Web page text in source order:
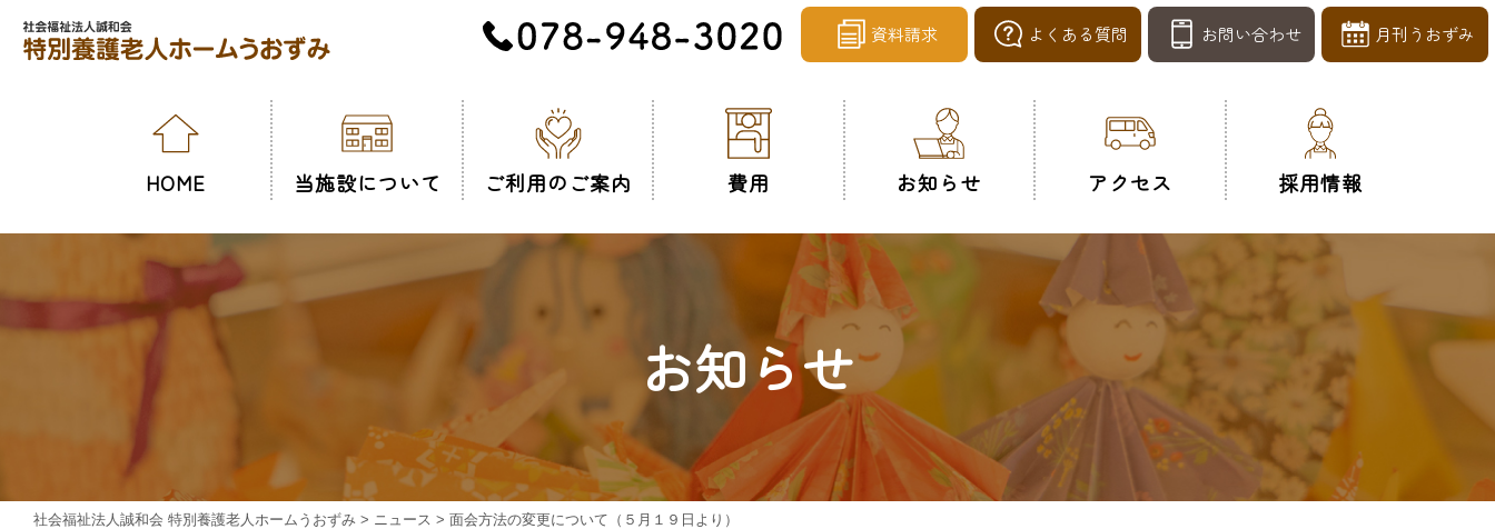
資料請求 よくある質問 お問い合わせ 月刊うおずみ
HOME 当施設について
施設概要
スタッフ紹介
入居までの流れ
公開情報
ご利用のご案内
デイサービス
費用 お知らせ アクセス 採用情報
お知らせ
社会福祉法人誠和会 特別養護老人ホームうおずみ > ニュース > 面会方法の変更について（５月１９日より）